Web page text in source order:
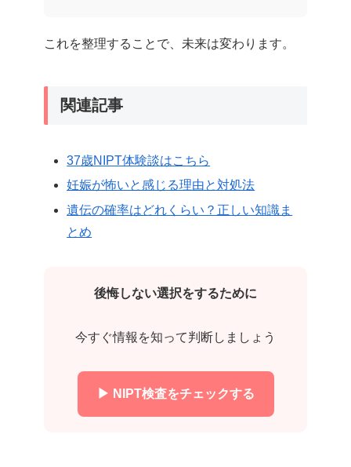
これを整理することで、未来は変わります。
関連記事
37歳NIPT体験談はこちら
妊娠が怖いと感じる理由と対処法
遺伝の確率はどれくらい？正しい知識ま
とめ
後悔しない選択をするために
今すぐ情報を知って判断しましょう
▶ NIPT検査をチェックする